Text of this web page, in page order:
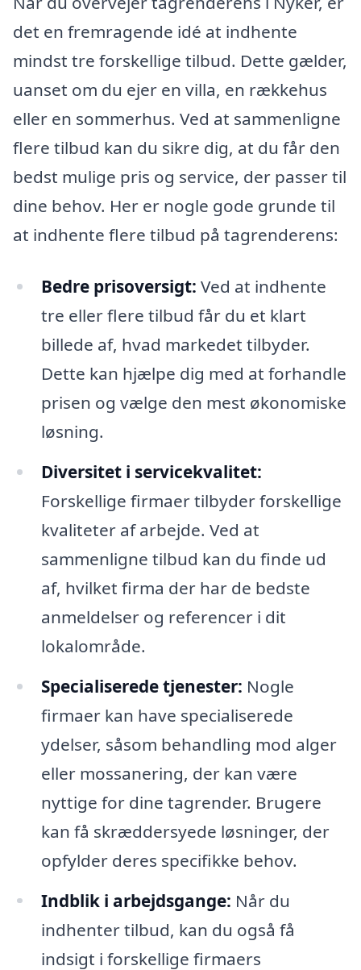
det en fremragende idé at indhente
mindst tre forskellige tilbud. Dette gælder,
uanset om du ejer en villa, en rækkehus
eller en sommerhus. Ved at sammenligne
flere tilbud kan du sikre dig, at du får den
bedst mulige pris og service, der passer til
dine behov. Her er nogle gode grunde til
at indhente flere tilbud på tagrenderens:
Bedre prisoversigt: Ved at indhente
tre eller flere tilbud får du et klart
billede af, hvad markedet tilbyder.
Dette kan hjælpe dig med at forhandle
prisen og vælge den mest økonomiske
løsning.
Diversitet i servicekvalitet:
Forskellige firmaer tilbyder forskellige
kvaliteter af arbejde. Ved at
sammenligne tilbud kan du finde ud
af, hvilket firma der har de bedste
anmeldelser og referencer i dit
lokalområde.
Specialiserede tjenester: Nogle
firmaer kan have specialiserede
ydelser, såsom behandling mod alger
eller mossanering, der kan være
nyttige for dine tagrender. Brugere
kan få skræddersyede løsninger, der
opfylder deres specifikke behov.
Indblik i arbejdsgange: Når du
indhenter tilbud, kan du også få
indsigt i forskellige firmaers